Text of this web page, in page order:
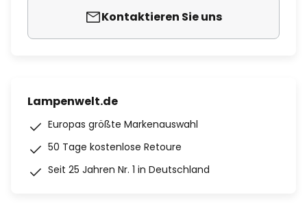
Kontaktieren Sie uns
Lampenwelt.de
Europas größte Markenauswahl
50 Tage kostenlose Retoure
Seit 25 Jahren Nr. 1 in Deutschland